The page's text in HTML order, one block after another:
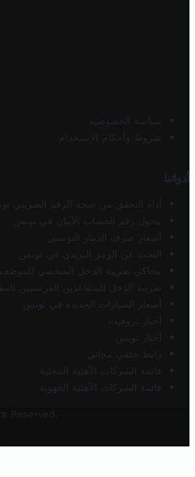
سياسة الخصوصية
شروط وأحكام الاستخدام
أدواتنا
أداة التحقق من صحة الرقم الضريبي
محول رقم الحساب الآيبان في تونس
أسعار صرف الدينار التونسي
البحث عن الرمز البريدي في تونس
محاكي ضريبة الدخل الشخصي للموظف/
ضريبة الدخل للمتقاعدين الفرنسيين
أسعار السيارات الجديدة في تونس
أخبار تروفيت
أخبار تونس
رابط خلفي مجاني
قائمة الشركات الأهلية المحلية
قائمة الشركات الأهلية الجهوية
Reserved.